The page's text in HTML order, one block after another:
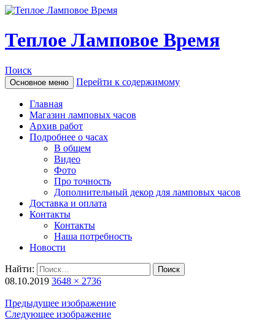
Теплое Ламповое Время
Поиск
Основное меню Перейти к содержимому
Главная
Магазин ламповых часов
Архив работ
Подробнее о часах
В общем
Видео
Фото
Про точность
Дополнительный декор для ламповых часов
Доставка и оплата
Контакты
Контакты
Наша потребность
Новости
Найти:
08.10.2019 3648 × 2736
Предыдущее изображение
Следующее изображение